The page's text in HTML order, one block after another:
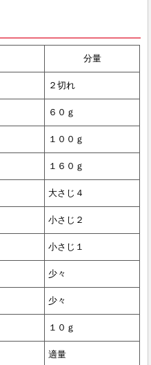
分量
２切れ
６０ｇ
１００ｇ
１６０ｇ
大さじ４
小さじ２
小さじ１
少々
少々
１０ｇ
適量